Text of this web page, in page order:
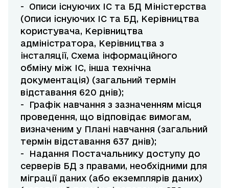
- Описи існуючих ІС та БД Міністерства
(Описи існуючих ІС та БД, Керівництва
користувача, Керівництва
адміністратора, Керівництва з
інсталяції, Схема інформаційного
обміну між ІС, інша технічна
документація) (загальний термін
відставання 620 днів);
- Графік навчання з зазначенням місця
проведення, що відповідає вимогам,
визначеним у Плані навчання (загальний
термін відставання 637 днів);
- Надання Постачальнику доступу до
серверів БД з правами, необхідними для
міграції даних (або екземплярів даних)